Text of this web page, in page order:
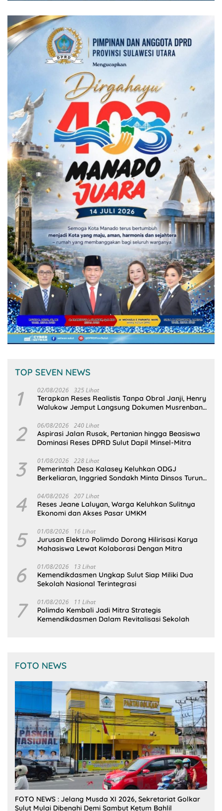
TOP SEVEN NEWS
1 02/08/2026 325 Lihat
Terapkan Reses Realistis Tanpa Obral Janji, Henry
Walukow Jemput Langsung Dokumen Musrenbang
2 06/08/2026 240 Lihat
Aspirasi Jalan Rusak, Pertanian hingga Beasiswa
Dominasi Reses DPRD Sulut Dapil Minsel-Mitra
3 01/08/2026 228 Lihat
Pemerintah Desa Kalasey Keluhkan ODGJ
Berkeliaran, Inggried Sondakh Minta Dinsos Turun
4 04/08/2026 207 Lihat
Reses Jeane Laluyan, Warga Keluhkan Sulitnya
Ekonomi dan Akses Pasar UMKM
5 01/08/2026 16 Lihat
Jurusan Elektro Polimdo Dorong Hilirisasi Karya
Mahasiswa Lewat Kolaborasi Dengan Mitra
6 01/08/2026 13 Lihat
Kemendikdasmen Ungkap Sulut Siap Miliki Dua
Sekolah Nasional Terintegrasi
7 01/08/2026 11 Lihat
Polimdo Kembali Jadi Mitra Strategis
Kemendikdasmen Dalam Revitalisasi Sekolah
FOTO NEWS
FOTO NEWS : Jelang Musda XI 2026, Sekretariat Golkar
Sulut Mulai Dibenahi Demi Sambut Ketum Bahlil